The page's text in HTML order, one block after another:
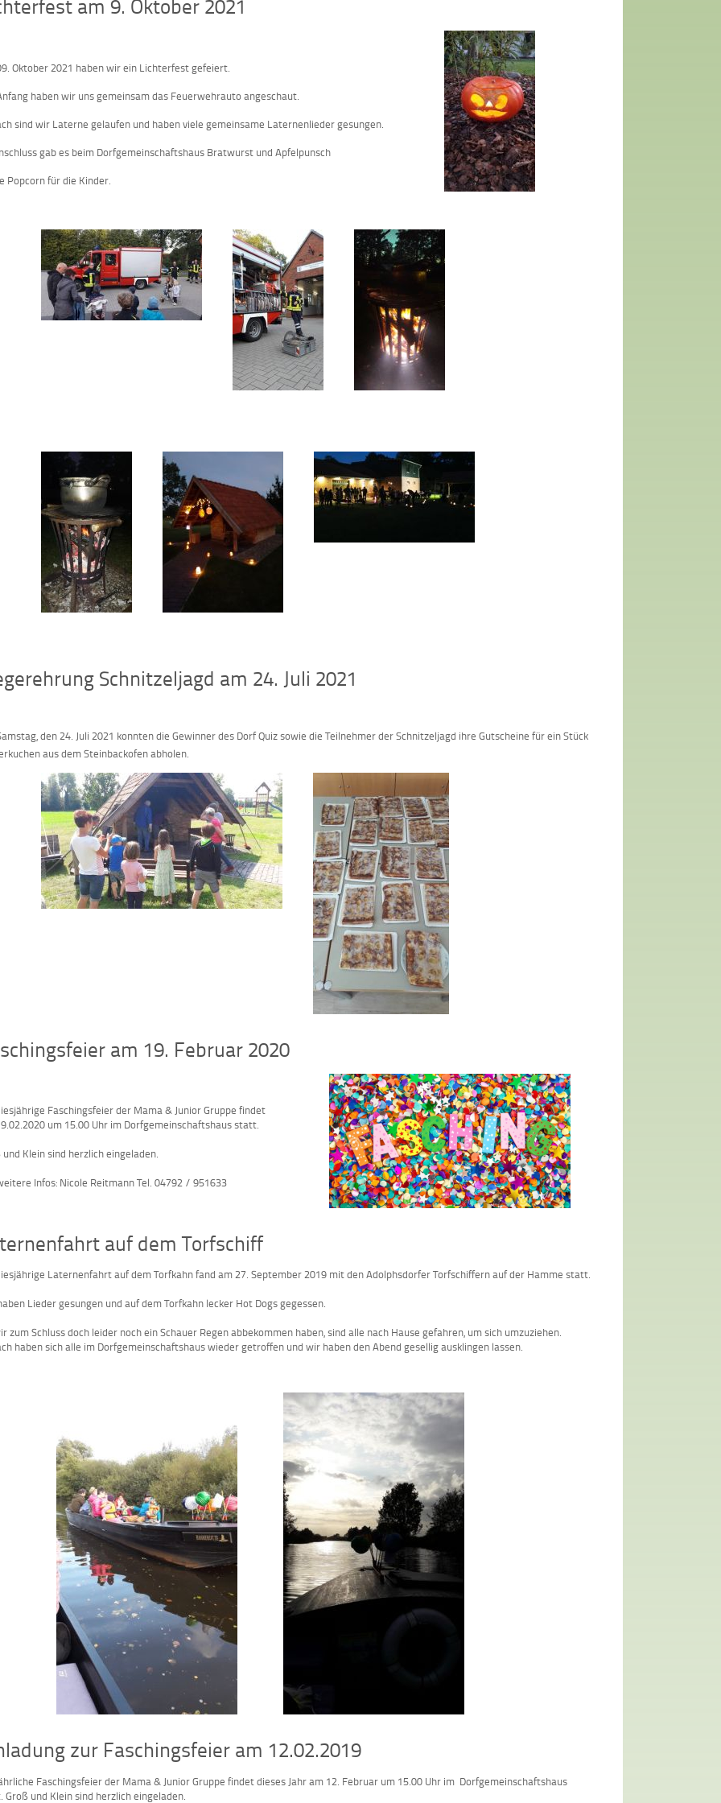
am 9. Oktober 2021
Oktober 2021 haben wir ein Lichterfest gefeiert.
haben wir uns gemeinsam das Feuerwehrauto angeschaut.
sind wir Laterne gelaufen und haben viele gemeinsame Laternenlieder gesungen.
gab es beim Dorfgemeinschaftshaus Bratwurst und Apfelpunsch
Popcorn für die Kinder.
Schnitzeljagd am 24. Juli 2021
den 24. Juli 2021 konnten die Gewinner des Dorf Quiz sowie die Teilnehmer der Schnitzeljagd ihre Gutscheine für ein Stück
aus dem Steinbackofen abholen.
am 19. Februar 2020
Faschingsfeier der Mama & Junior Gruppe findet
um 15.00 Uhr im Dorfgemeinschaftshaus statt.
und Klein sind herzlich eingeladen.
Infos: Nicole Reitmann Tel. 04792 / 951633
auf dem Torfschiff
Laternenfahrt auf dem Torfkahn fand am 27. September 2019 mit den Adolphsdorfer Torfschiffern auf der Hamme statt.
Lieder gesungen und auf dem Torfkahn lecker Hot Dogs gegessen.
zum Schluss doch leider noch ein Schauer Regen abbekommen haben, sind alle nach Hause gefahren, um sich umzuziehen.
haben sich alle im Dorfgemeinschaftshaus wieder getroffen und wir haben den Abend gesellig ausklingen lassen.
zur Faschingsfeier am 12.02.2019
Faschingsfeier der Mama & Junior Gruppe findet dieses Jahr am 12. Februar um 15.00 Uhr im Dorfgemeinschaftshaus
Groß und Klein sind herzlich eingeladen.